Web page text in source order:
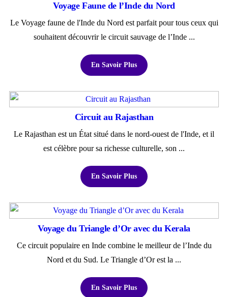
Voyage Faune de l’Inde du Nord
Le Voyage faune de l'Inde du Nord est parfait pour tous ceux qui
souhaitent découvrir le circuit sauvage de l’Inde ...
En Savoir Plus
Circuit au Rajasthan
Le Rajasthan est un État situé dans le nord-ouest de l'Inde, et il
est célèbre pour sa richesse culturelle, son ...
En Savoir Plus
Voyage du Triangle d’Or avec du Kerala
Ce circuit populaire en Inde combine le meilleur de l’Inde du
Nord et du Sud. Le Triangle d’Or est la ...
En Savoir Plus